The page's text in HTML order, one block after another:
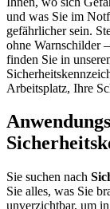
und was Sie im
gefährlicher sein.
ohne Warnschilder
finden Sie in
Arbeitsplatz, Ihre
Sie suchen nach
Sie alles, was Sie
unverzichtbar, um